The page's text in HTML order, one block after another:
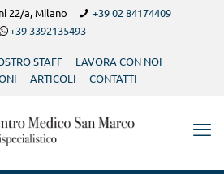
22/a, Milano
+39 02 84174409
+39 3392135493
STAFF
LAVORA CON NOI
ARTICOLI CONTATTI